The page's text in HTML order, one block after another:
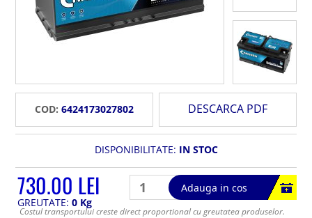
COD: 6424173027802 DESCARCA PDF
DISPONIBILITATE: IN STOC
730.00 LEI
Adauga in cos
GREUTATE: 0 Kg
Costul transportului creste direct proportional cu greutatea produselor.